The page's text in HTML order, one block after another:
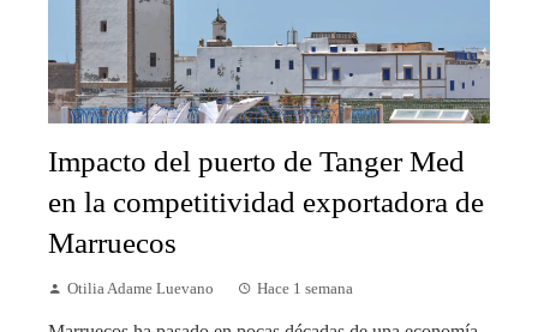
Impacto del puerto de Tanger Med
en la competitividad exportadora de
Marruecos
Otilia Adame Luevano Hace 1 semana